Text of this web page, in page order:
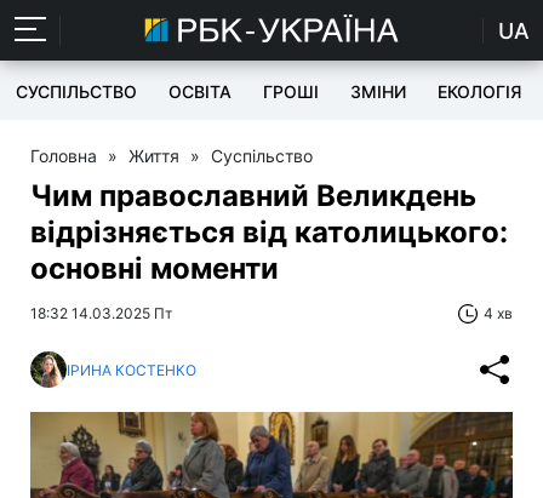
UA
СУСПІЛЬСТВО ОСВІТА ГРОШІ ЗМІНИ ЕКОЛОГІЯ
Головна » Життя » Суспільство
Чим православний Великдень
відрізняється від католицького:
основні моменти
18:32 14.03.2025 Пт 4 хв
ІРИНА КОСТЕНКО